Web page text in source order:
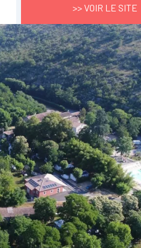
>> VOIR LE SITE